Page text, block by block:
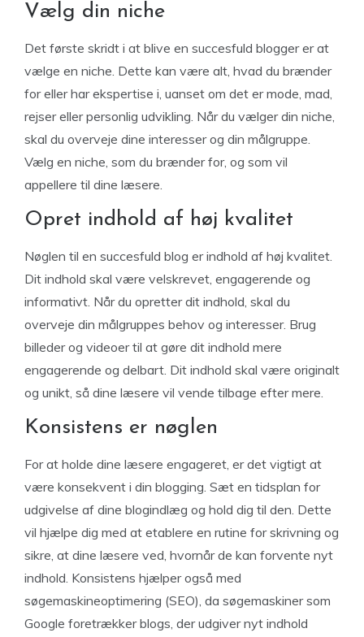
Vælg din niche
Det første skridt i at blive en succesfuld blogger er at
vælge en niche. Dette kan være alt, hvad du brænder
for eller har ekspertise i, uanset om det er mode, mad,
rejser eller personlig udvikling. Når du vælger din niche,
skal du overveje dine interesser og din målgruppe.
Vælg en niche, som du brænder for, og som vil
appellere til dine læsere.
Opret indhold af høj kvalitet
Nøglen til en succesfuld blog er indhold af høj kvalitet.
Dit indhold skal være velskrevet, engagerende og
informativt. Når du opretter dit indhold, skal du
overveje din målgruppes behov og interesser. Brug
billeder og videoer til at gøre dit indhold mere
engagerende og delbart. Dit indhold skal være originalt
og unikt, så dine læsere vil vende tilbage efter mere.
Konsistens er nøglen
For at holde dine læsere engageret, er det vigtigt at
være konsekvent i din blogging. Sæt en tidsplan for
udgivelse af dine blogindlæg og hold dig til den. Dette
vil hjælpe dig med at etablere en rutine for skrivning og
sikre, at dine læsere ved, hvornår de kan forvente nyt
indhold. Konsistens hjælper også med
søgemaskineoptimering (SEO), da søgemaskiner som
Google foretrækker blogs, der udgiver nyt indhold